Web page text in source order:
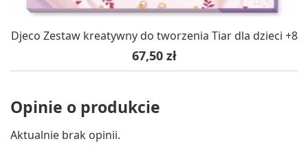
Djeco Zestaw kreatywny do tworzenia Tiar dla dzieci +8
Cena
67,50 zł
Opinie o produkcie
Aktualnie brak opinii.